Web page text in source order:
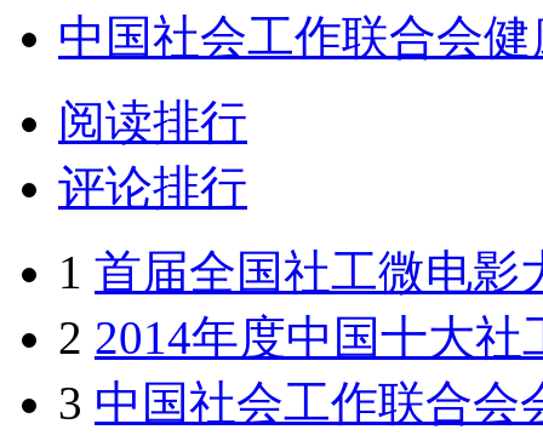
中国社会工作联合会
阅读排行
评论排行
1 首届全国社工微电影
2 2014年度中国十大社
3 中国社会工作联合会